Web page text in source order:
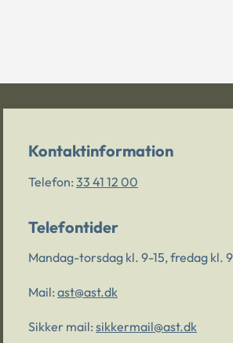
Kontaktinformation
Telefon: 33 41 12 00
Telefontider
Mandag-torsdag kl. 9-15, fredag kl.
Mail: ast@ast.dk
Sikker mail: sikkermail@ast.dk